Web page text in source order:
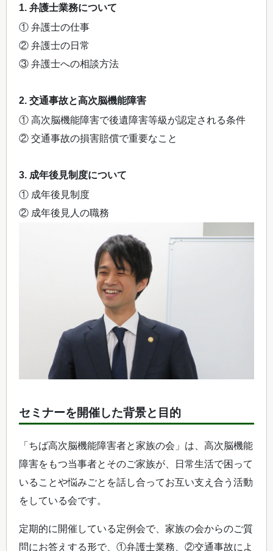
1. 弁護士業務について
① 弁護士の仕事
② 弁護士の日常
③ 弁護士への相談方法
2. 交通事故と高次脳機能障害
① 高次脳機能障害で後遺障害等級が認定される条件
② 交通事故の損害賠償で重要なこと
3. 成年後見制度について
① 成年後見制度
② 成年後見人の職務
セミナーを開催した背景と目的
「ちば高次脳機能障害者と家族の会」は、高次脳機能
障害をもつ当事者とそのご家族が、日常生活で困って
いることや悩みごとを話し合ってお互い支え合う活動
をしている会です。
定期的に開催している定例会で、家族の会からのご質
問にお答えする形で、①弁護士業務、②交通事故によ